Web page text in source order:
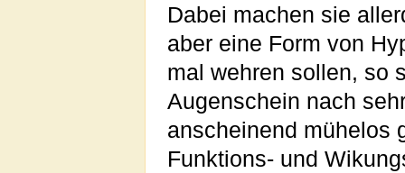
Dabei machen sie
aber eine Form von
mal wehren sollen, so
Augenschein nach
anscheinend mühelos
Funktions- und